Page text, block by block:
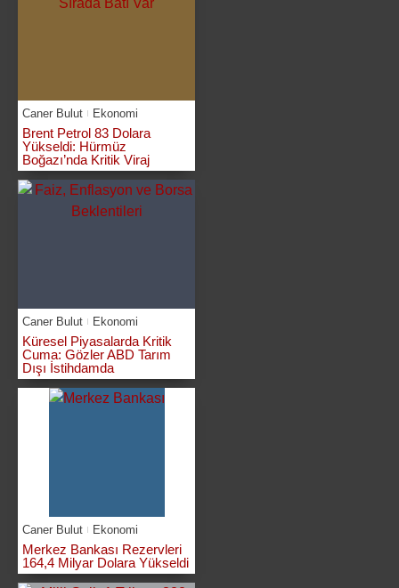
Caner Bulut Ekonomi
Brent Petrol 83 Dolara
Yükseldi: Hürmüz
Boğazı’nda Kritik Viraj
Caner Bulut Ekonomi
Küresel Piyasalarda Kritik
Cuma: Gözler ABD Tarım
Dışı İstihdamda
Caner Bulut Ekonomi
Merkez Bankası Rezervleri
164,4 Milyar Dolara Yükseldi